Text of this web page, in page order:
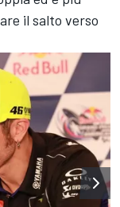
il salto verso